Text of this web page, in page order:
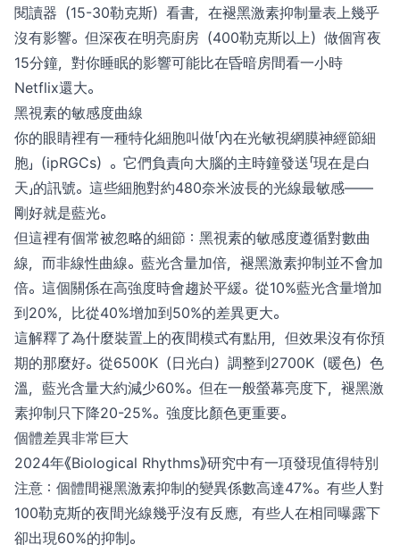
閱讀器（15-30勒克斯）看書，在褪黑激素抑制量表上幾乎
沒有影響。但深夜在明亮廚房（400勒克斯以上）做個宵夜
15分鐘，對你睡眠的影響可能比在昏暗房間看一小時
Netflix還大。
黑視素的敏感度曲線
你的眼睛裡有一種特化細胞叫做「內在光敏視網膜神經節細
胞」（ipRGCs）。它們負責向大腦的主時鐘發送「現在是白
天」的訊號。這些細胞對約480奈米波長的光線最敏感——
剛好就是藍光。
但這裡有個常被忽略的細節：黑視素的敏感度遵循對數曲
線，而非線性曲線。藍光含量加倍，褪黑激素抑制並不會加
倍。這個關係在高強度時會趨於平緩。從10%藍光含量增加
到20%，比從40%增加到50%的差異更大。
這解釋了為什麼裝置上的夜間模式有點用，但效果沒有你預
期的那麼好。從6500K（日光白）調整到2700K（暖色）色
溫，藍光含量大約減少60%。但在一般螢幕亮度下，褪黑激
素抑制只下降20-25%。強度比顏色更重要。
個體差異非常巨大
2024年《Biological Rhythms》研究中有一項發現值得特別
注意：個體間褪黑激素抑制的變異係數高達47%。有些人對
100勒克斯的夜間光線幾乎沒有反應，有些人在相同曝露下
卻出現60%的抑制。